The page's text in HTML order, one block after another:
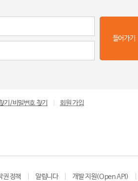
들어가기
기/비밀번호 찾기 회원 가입
권 정책 알립니다 개발 지원(Open API)